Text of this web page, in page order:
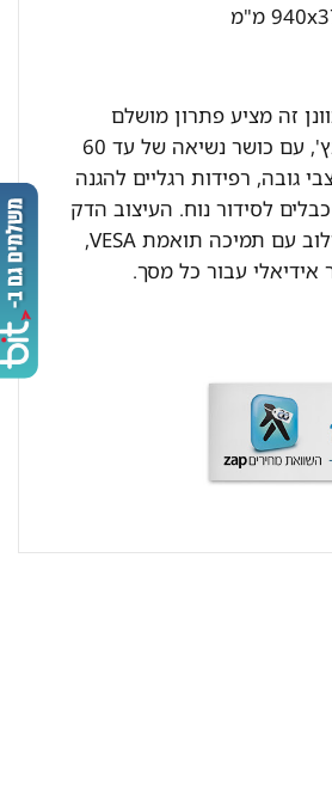
זה מציע פתרון מושלם
למסכים עד 90 אינץ', עם כושר נשיאה של עד 60
כולל 3 מצבי גובה, רפידות רגליים להגנה
לסידור נוח. העיצוב הדק
והמינימליסטי, בשילוב עם תמיכה תואמת VESA,
אידיאלי עבור כל מסך.